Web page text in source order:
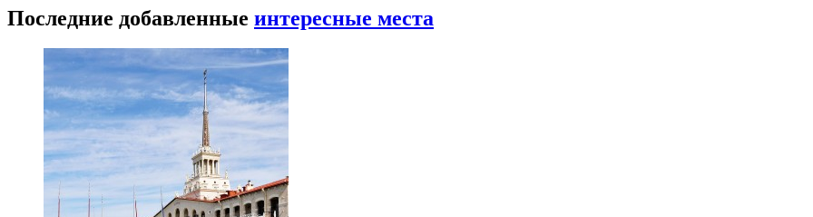
Последние добавленные интересные места